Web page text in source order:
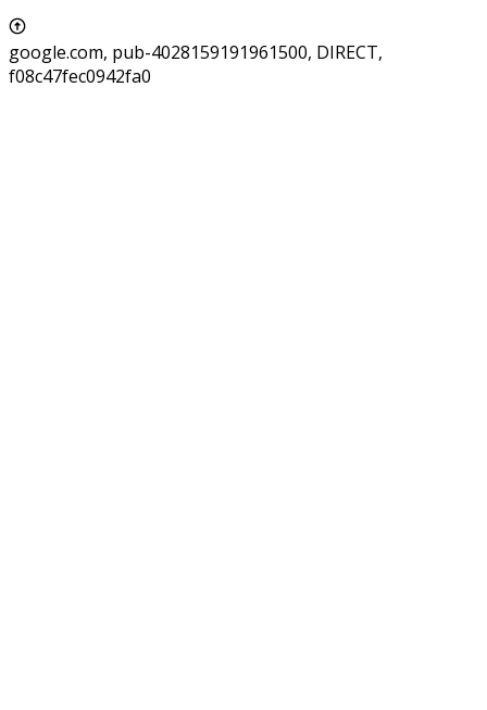
google.com, pub-4028159191961500, DIRECT,
f08c47fec0942fa0